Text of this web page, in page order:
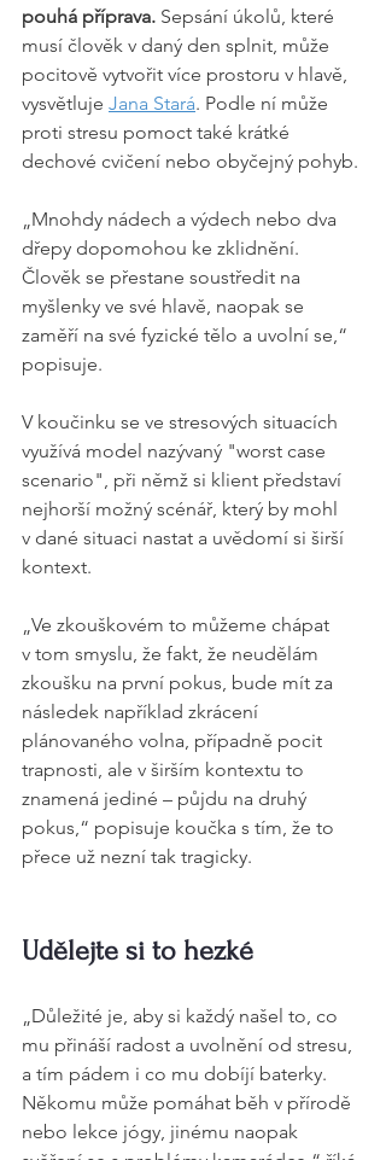
pouhá příprava. Sepsání úkolů, které
musí člověk v daný den splnit, může
pocitově vytvořit více prostoru v hlavě,
vysvětluje Jana Stará. Podle ní může
proti stresu pomoct také krátké
dechové cvičení nebo obyčejný pohyb.
„Mnohdy nádech a výdech nebo dva
dřepy dopomohou ke zklidnění.
Člověk se přestane soustředit na
myšlenky ve své hlavě, naopak se
zaměří na své fyzické tělo a uvolní se,“
popisuje.
V koučinku se ve stresových situacích
využívá model nazývaný "worst case
scenario", při němž si klient představí
nejhorší možný scénář, který by mohl
v dané situaci nastat a uvědomí si širší
kontext.
„Ve zkouškovém to můžeme chápat
v tom smyslu, že fakt, že neudělám
zkoušku na první pokus, bude mít za
následek například zkrácení
plánovaného volna, případně pocit
trapnosti, ale v širším kontextu to
znamená jediné – půjdu na druhý
pokus,“ popisuje koučka s tím, že to
přece už nezní tak tragicky.
Udělejte si to hezké
„Důležité je, aby si každý našel to, co
mu přináší radost a uvolnění od stresu,
a tím pádem i co mu dobíjí baterky.
Někomu může pomáhat běh v přírodě
nebo lekce jógy, jinému naopak